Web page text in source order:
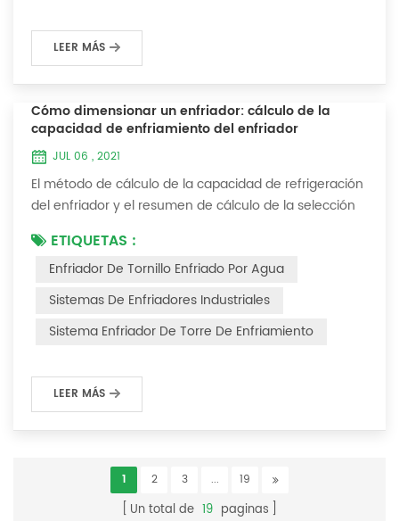
LEER MÁS
Cómo dimensionar un enfriador: cálculo de la
capacidad de enfriamiento del enfriador
JUL 06 , 2021
El método de cálculo de la capacidad de refrigeración
del enfriador y el resumen de cálculo de la selección
el enfriador de tornillo más adecuados ? De hecho,
existe una fórmula de selección simple: Capacidad
frigorífica = caudal de agua enfriada * 4,187 *
flujo de agua enfriada se refier...
ETIQUETAS :
Enfriador De Tornillo Enfriado Por Agua
Sistemas De Enfriadores Industriales
Sistema Enfriador De Torre De Enfriamiento
LEER MÁS
1 2 3 ... 19
Un total de 19 paginas